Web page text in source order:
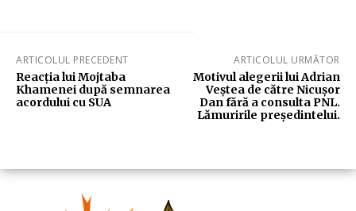
ARTICOLUL PRECEDENT
Reacția lui Mojtaba
Khamenei după semnarea
acordului cu SUA
ARTICOLUL URMĂTOR
Motivul alegerii lui Adrian
Veștea de către Nicușor
Dan fără a consulta PNL.
Lămuririle președintelui.